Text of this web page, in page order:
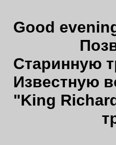
Good
Старинную
Известную
"King